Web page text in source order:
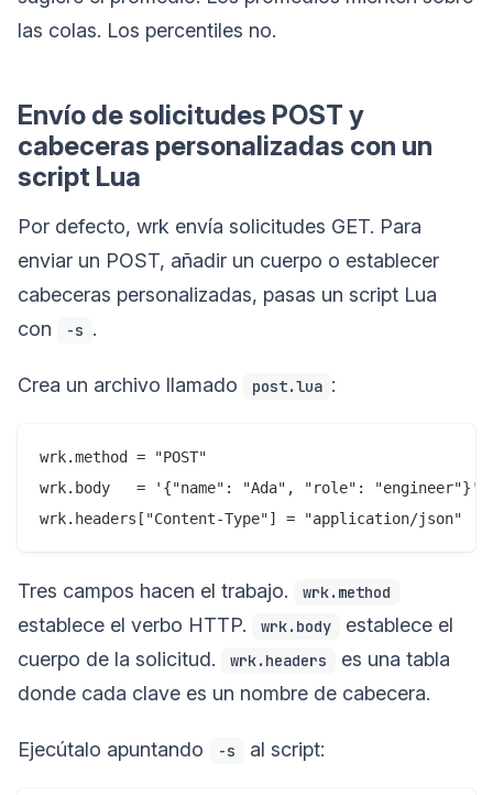
las colas. Los percentiles no.
Envío de solicitudes POST y
cabeceras personalizadas con un
script Lua
Por defecto, wrk envía solicitudes GET. Para
enviar un POST, añadir un cuerpo o establecer
cabeceras personalizadas, pasas un script Lua
con
-s .
Crea un archivo llamado post.lua :
wrk.method = "POST"
wrk.body   = '{"name": "Ada", "role": "engineer"}'
Tres campos hacen el trabajo. wrk.method
establece el verbo HTTP. wrk.body
establece el
cuerpo de la solicitud.
wrk.headers
es una tabla
donde cada clave es un nombre de cabecera.
Ejecútalo apuntando -s al script: